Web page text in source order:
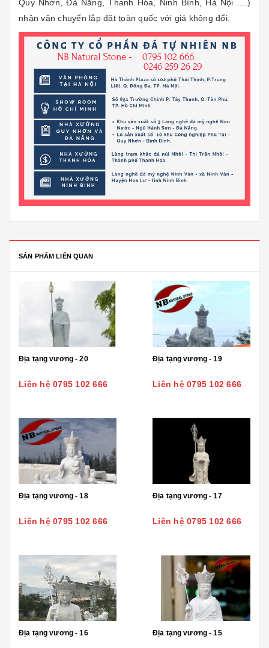
Quy Nhơn, Đà Nẵng, Thanh Hóa, Ninh Bình, Hà Nội ....)
nhận vận chuyển lắp đặt toàn quốc với giá không đổi.
SẢN PHẨM LIÊN QUAN
Địa tạng vương - 20
Liên hệ 0795 102 666
Địa tạng vương - 19
Liên hệ 0795 102 666
Địa tạng vương - 18
Liên hệ 0795 102 666
Địa tạng vương - 17
Liên hệ 0795 102 666
Địa tạng vương - 16 Địa tạng vương - 15